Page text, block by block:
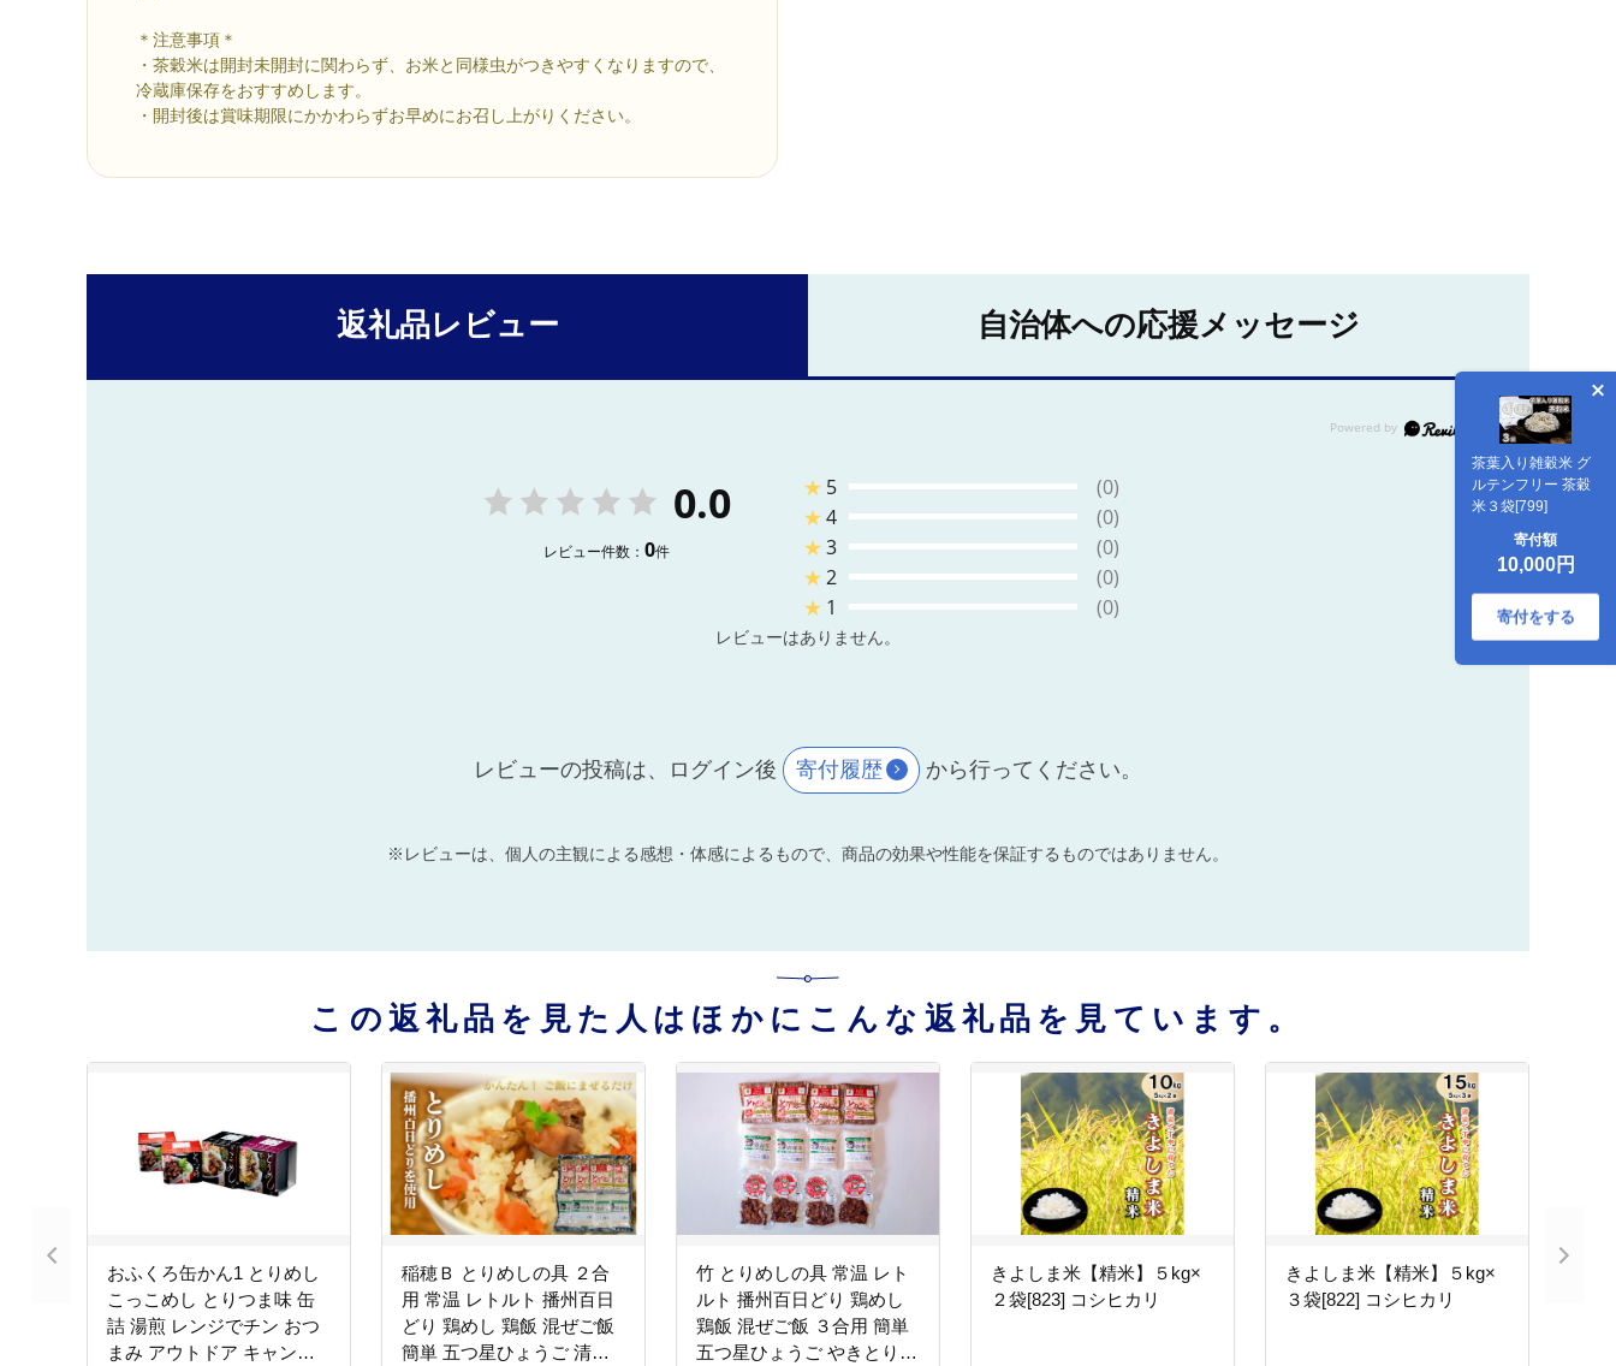
＊注意事項＊
・茶穀米は開封未開封に関わらず、お米と同様虫がつきやすくなりますので、
冷蔵庫保存をおすすめします。
・開封後は賞味期限にかかわらずお早めにお召し上がりください。
茶葉入り雑穀米 グ
ルテンフリー 茶穀
米３袋[799]
寄付額
10,000円
寄付をする
返礼品レビュー 自治体への応援メッセージ
0.0
レビュー件数： 0件
★ 5
(0)
★4
(0)
★3
(0)
★2
(0)
★ 1 (0)
レビューはありません。
レビューの投稿は、ログイン後 寄付履歴 から行ってください。
※レビューは、個人の主観による感想・体感によるもので、商品の効果や性能を保証するものではありません。
この返礼品を見た人はほかにこんな返礼品を見ています。
おふくろ缶かん1 とりめし
こっこめし とりつま味 缶
詰 湯煎 レンジでチン おつ
まみ アウトドア キャンプ
稲穂Ｂ とりめしの具 ２合
用 常温 レトルト 播州百日
どり 鶏めし 鶏飯 混ぜご飯
簡単 五つ星ひょうご 清流
竹 とりめしの具 常温 レト
ルト 播州百日どり 鶏めし
鶏飯 混ぜご飯 ３合用 簡単
五つ星ひょうご やきとり
きよしま米【精米】５kg×
２袋[823] コシヒカリ
きよしま米【精米】５kg×
３袋[822] コシヒカリ